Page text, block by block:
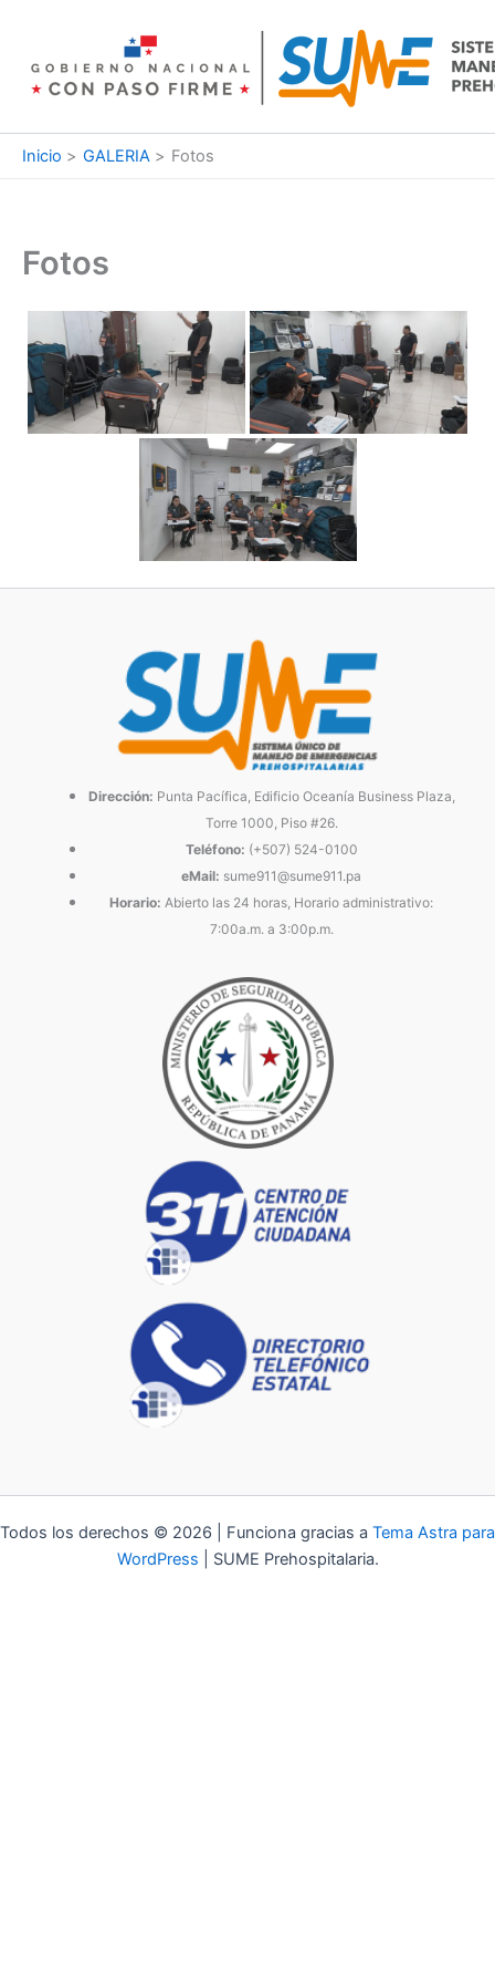
contenido
Inicio GALERIA Fotos
Fotos
Dirección: Punta Pacífica, Edificio Oceanía Business Plaza,
Torre 1000, Piso #26.
Teléfono: (+507) 524-0100
eMail: sume911@sume911.pa
Horario: Abierto las 24 horas, Horario administrativo:
7:00a.m. a 3:00p.m.
Todos los derechos © 2026 | Funciona gracias a Tema Astra para
WordPress | SUME Prehospitalaria.